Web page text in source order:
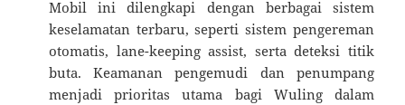
Mobil ini dilengkapi dengan berbagai sistem
keselamatan terbaru, seperti sistem pengereman
otomatis, lane-keeping assist, serta deteksi titik
buta. Keamanan pengemudi dan penumpang
menjadi prioritas utama bagi Wuling dalam